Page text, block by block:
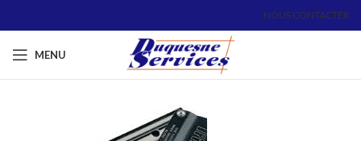
NOUS CONTACTER
MENU